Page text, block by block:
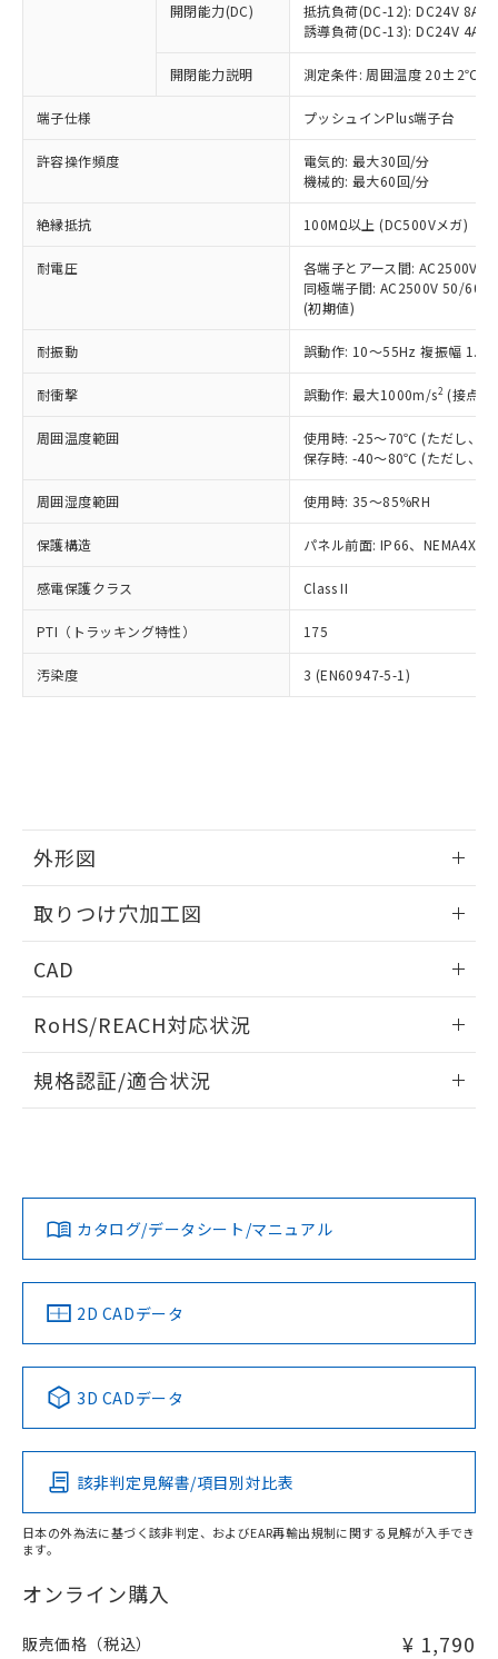
開閉能力(DC)
抵抗負荷(DC-12): DC24V 8A/
誘導負荷(DC-13): DC24V 4A/
開閉能力説明 測定条件: 周囲温度 20±2℃、
端子仕様 プッシュインPlus端子台
許容操作頻度
電気的: 最大30回/分
機械的: 最大60回/分
絶縁抵抗 100MΩ以上 (DC500Vメガ)
耐電圧
各端子とアース間: AC2500V
同極端子間: AC2500V 50/
(初期値)
耐振動 誤動作: 10～55Hz 複振幅
耐衝撃 誤動作: 最大1000m/s2 (接点
周囲温度範囲
使用時: -25～70℃ (ただし、氷
保存時: -40～80℃ (ただし、氷
周囲湿度範囲 使用時: 35～85%RH
保護構造 パネル前面: IP66、NEMA4X,
感電保護クラス Class II
PTI（トラッキング特性） 175
汚染度 3 (EN60947-5-1)
外形図
取りつけ穴加工図
CAD
ドすることができます。
ログイン/会員登録
ダウンロードデータをご利用いただく前に、以下を必ずお読
みください。
ソフトウェアの使用条件
RoHS/REACH対応状況
EU RoHS 注意事項・凡例
対応済み
中国 RoHS 注意事項・凡例
Pb Hg Cd Cr(VI)
O
在庫等で未対応品が混在する可能性があります。
問い合わせください。
規格認証/適合状況
カタログ/データシート/マニュアル
2D CADデータ
3D CADデータ
該非判定見解書/項目別対比表
日本の外為法に基づく該非判定、およびEAR再輸出規制に関する見解が入手でき
ます。
オンライン購入
販売価格（税込） ¥ 1,790
以下の条件をお読みいただき、同意のうえ
ご利用ください。
本サービスは、当社制御機器事業取扱
商品の当社在庫状況および標準価格
(税抜)を提供させていただくもので
当社制御機器事業取扱商品の中には、
本サービスの対象外となる商品もある
ことをご了承ください。
在庫状況および標準価格照会結果は、
記載している更新日時点での社内デー
タに基づき作成されるものであり、閲
覧された時点での実際の在庫および標
準価格とは異なる場合があることをご
正式な納期状況および標準価格はお客
様のお取引先、またはお客様担当のオ
ムロン制御機器販売店・当社販売員に
オムロン制御機器販売店や当社販売拠
販売ネットワーク
」をご確認
在庫状況および標準価格結果を当社の
事前の承諾なく第三者に漏洩または開
示しないようお願いします。
マイパーツ機能（部品リスト作成サー
ビス）をご利用いただくには、I-Web
品・サービスに関するお客様との取
の共同利用に関して"
用者の範囲」に記載されている法人を
対応予定なし：EU RoHS指令（10物質）の
非含有に非対応の商品で、対応品を出す予
調査・確認中：EU RoHS指令（10物質）の
非含有の対応状況を調査中または確認中の
商品です。
非該当品：ライセンス料など無形物で、有
害物質有無と関係のない商品です。
仕入先様の事情により、非含有部品として
いたものが、含有品と判明した場合などや
むを得ず変更することがあります。
鉛(Pb) 1000ppm以下、 水銀(Hg) 1000ppm以下、 カド
六価クロム(Cr(Ⅵ)) 1000ppm以下、ポリ臭化ビフェニル
類(PBB) 1000ppm以下、ポリ臭化ジフェニルエーテル類
ルベンジル（BBP） 1000ppm以下、フタル酸ジブチル
（DBP） 1000ppm以下、フタル酸ジイソブチル
但し、RoHS指令で産業用監視および制御機器に対する
適用除外項目は除く。
フタル酸エステル類の４物質については閾値を超える意
図的な使用がないことを確認しています。
部品在庫の切り替え状況などにより、予定
月が前後することがあります。
EU RoHS指令（10物質）の非含有証明書
51物質の非含有証明書（当社基準）
※本証明書は発行日時点で非含有を証明す
物質の対応では、対応完了までの期間は出
荷製品に未対応品が混在することから備考
欄に対応日を記載しておりました。
既に当社にて対応品への在庫切替を完了
「○」：最大均質材料含有率が中国RoHSの
基準値以下であることを示します。
「×」：最大均質材料含有率が中国RoHSの
基準値を超えていることを示します。
「－」：未確認です。当社販売部門へお問
*中国RoHS10物質の基準値 (GB/T26572)：
Pb(鉛) :1000ppm、 Hg(水銀) : 1000ppm、 Cd(カドミウ
Cr(Ⅵ)(六価クロム) : 1000ppm、 PBBs(ポリ臭化ビフェ
ニル類) : 1000ppm、 PBDEs(ポリ臭化ジフェニルエーテ
ル類) : 1000ppm、
DBP(フタル酸ジブチル) : 1000ppm、 DIBP(フタル酸ジ
イソブチル) : 1000ppm、 BBP(フタル酸ブチルベンジ
DEHP(フタル酸ビス(2-エチルヘキシル)) : 1000ppm
「ｅ」：有害物質（10物質）のすべてが基
準値以下であることを示します。
「10」：通常の使用状況下において有害物
質が外部に漏えいし、環境に深刻な影響を
及ぼさない年数を意味します。
当社は、これら貴社製品のうち、外国
為替および外国貿易法に定める商品
（以下｢規制貨物等」という）を輸出
または国外への提供する場合は、日本
国政府の輸出許可(または役務取引許
可)を取得するなどの必要な手続きを
当社は規制貨物を破棄する場合は、完
全に破砕するなど、違法に輸出されな
いよう必要な手段を講じます。
当社は貴社製品を、核兵器、ミサイ
ル、化学兵器、生物兵器またはその他
武器並びにこれらの製造装置等に一切
当社は、貴社製品を第三者に販売する
場合は、上記1、2および3の内容を当
該第三者に通知します。また当社は、
販売先および販売に係わる関係者が違
法に輸出するおそれがある場合は、取
り引きをいたしません。
一定数以上の在庫あり
一定数には満たないが在庫あり
在庫なし(最新の在庫状況につ
いては、お客様のお取引先、ま
たはお客様担当のオムロン制御
機器販売店・当社販売員にご確
受注生産機種、また在庫状況の
情報を公開していない機種